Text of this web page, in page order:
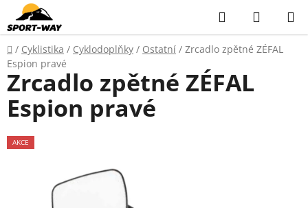
Přejít
na
obsah
Hledat
KOŠÍK
Domů
/ Cyklistika / Cyklodoplňky / Ostatní / Zrcadlo zpětné ZÉFAL
Espion pravé
Zrcadlo zpětné ZÉFAL
Espion pravé
AKCE